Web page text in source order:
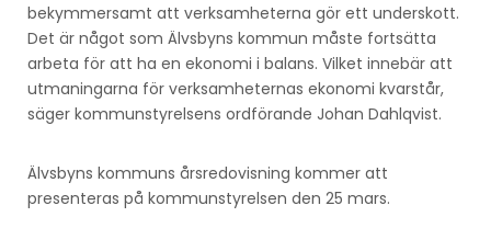
bekymmersamt att verksamheterna gör ett underskott.
Det är något som Älvsbyns kommun måste fortsätta
arbeta för att ha en ekonomi i balans. Vilket innebär att
utmaningarna för verksamheternas ekonomi kvarstår,
säger kommunstyrelsens ordförande Johan Dahlqvist.
Älvsbyns kommuns årsredovisning kommer att
presenteras på kommunstyrelsen den 25 mars.